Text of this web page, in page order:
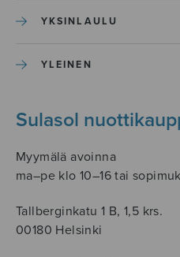
YKSINLAULU
YLEINEN
Sulasol
Myymälä avoinna
ma–pe klo 10–16 tai
Tallberginkatu 1 B, 1,5 krs.
00180 Helsinki